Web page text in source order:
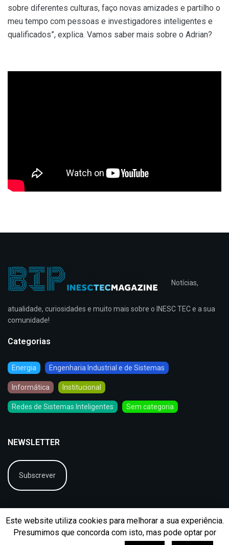
sobre diferentes culturas, faço novas amizades e partilho o
meu tempo com pessoas e investigadores inteligentes e
qualificados”, explica. Vamos saber mais sobre o Adrian?
Notícias,
atualidade, curiosidades e muito mais sobre o INESC TEC e a sua
comunidade!
Categorias
Energia Engenharia Industrial e de Sistemas
Informática Institucional
Redes de Sistemas Inteligentes Sem categoria
NEWSLETTER
Subscrever
Este website utiliza cookies para melhorar a sua experiência.
Presumimos que concorda com isto, mas pode optar por